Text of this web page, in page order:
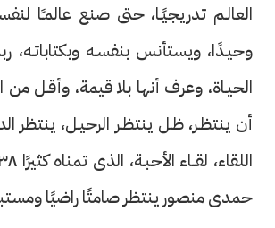
العالـم تدريجيًـا، حتى صنع عالمـًا
وحيـدًا، ويستأنس بنفسـه وبكتاباتـه،
الحيـاة، وعرف أنها بلا قيمة، وأقـل من
أن ينتظـر، ظـل ينتظـر الرحيـل، ينتظر
حمدى منصور ينتظر صامتًا راضيًا